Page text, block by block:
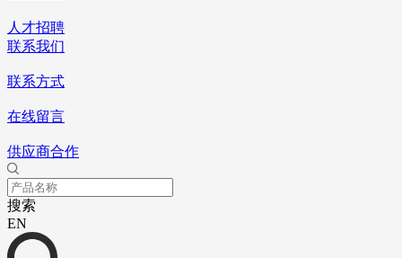
人才招聘
联系我们
联系方式
在线留言
供应商合作
搜索
EN